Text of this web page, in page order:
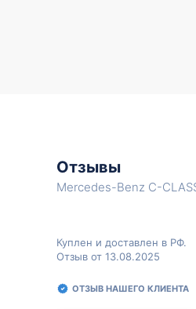
Отзывы
Mercedes-Benz C-
Куплен и доставлен в РФ.
Отзыв от 13.08.2025
ОТЗЫВ НАШЕГО КЛИЕНТА